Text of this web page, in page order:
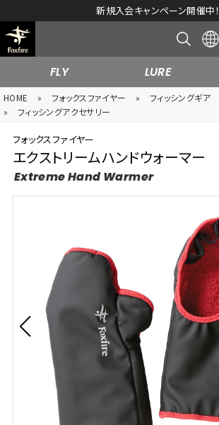
新規入会キャンペーン開催中！
FLY LURE
HOME » フォックスファイヤー »
フィッシングギア
»
フィッシングアクセサリー
フォックスファイヤー
エクストリームハンドウォーマー
Extreme Hand Warmer